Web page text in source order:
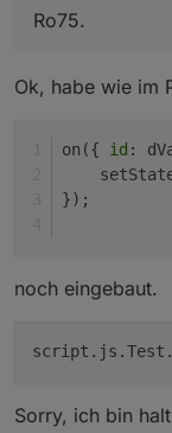
Ro75.
Ok, habe wie im
on({ id :
});
noch eingebaut.
script. js .Test .
Sorry, ich bin